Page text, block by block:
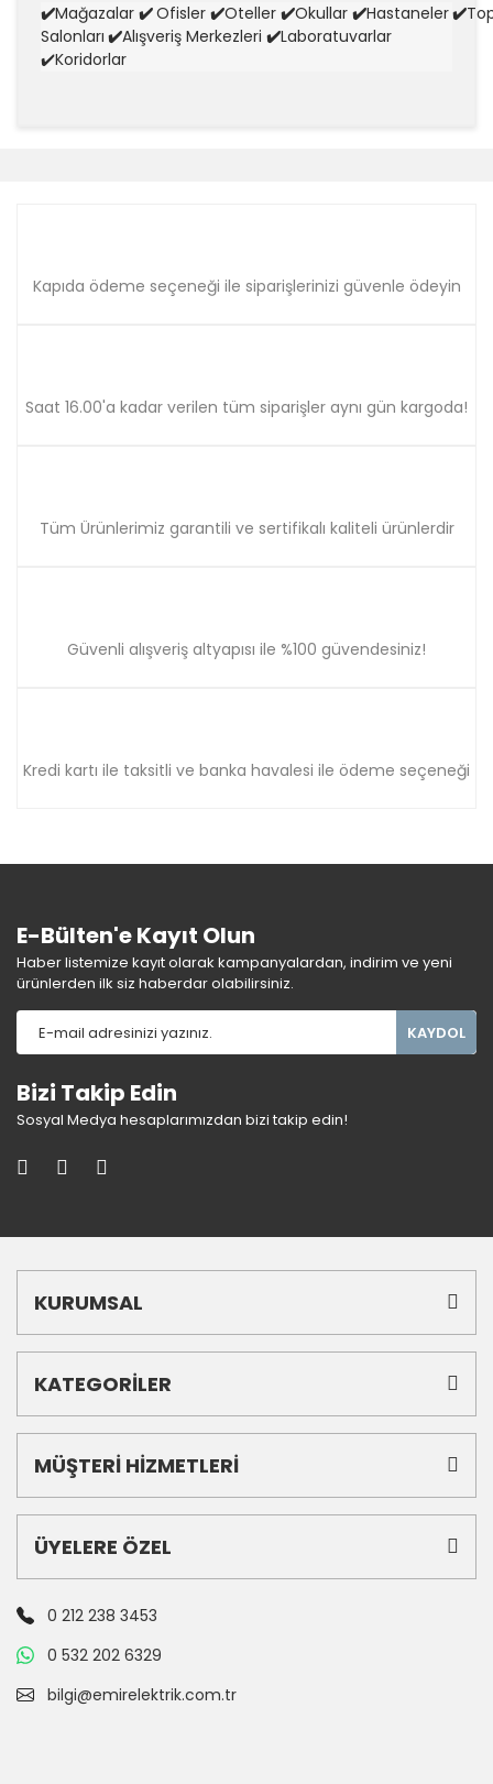
✔️Mağazalar ✔️Ofisler ✔️Oteller ✔️Okullar ✔️Hastaneler✔️
Salonları ✔️Alışveriş Merkezleri ✔️Laboratuvarlar
✔️Koridorlar
Ürün açıklamasında eksik bilgiler bulunuyor.
Kapıda ödeme seçeneği ile siparişlerinizi güvenle ödeyin
Saat 16.00'a kadar verilen tüm siparişler aynı gün kargoda!
Tüm Ürünlerimiz garantili ve sertifikalı kaliteli ürünlerdir
Güvenli alışveriş altyapısı ile %100 güvendesiniz!
Kredi kartı ile taksitli ve banka havalesi ile ödeme seçeneği
E-Bülten'e Kayıt Olun
Haber listemize kayıt olarak kampanyalardan, indirim ve yeni
ürünlerden ilk siz haberdar olabilirsiniz.
KAYDOL
Bizi Takip Edin
Sosyal Medya hesaplarımızdan bizi takip edin!
KURUMSAL
KATEGORİLER
MÜŞTERİ HİZMETLERİ
ÜYELERE ÖZEL
0 212 238 3453
0 532 202 6329
bilgi@emirelektrik.com.tr